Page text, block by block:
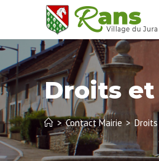
Droits
> Contact Mairie >